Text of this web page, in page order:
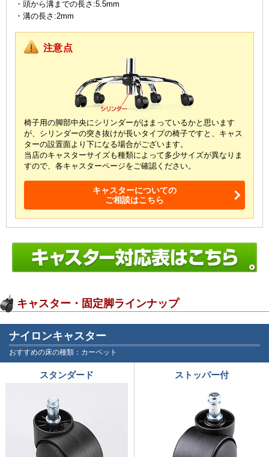
・頭から溝までの長さ:5.5mm
・溝の長さ:2mm
注意点
椅子用の脚部中央にシリンダーがはまっているかと思います
が、 シリンダーの突き抜けが長いタイプの椅子ですと、 キャス
ターの設置面より下になる場合がございます。
当店のキャスターサイズも種類によって多少サイズが異なりま
すので、各キャスターページをご確認ください。
キャスターについての
ご相談はこちら
キャスター・固定脚ラインナップ
ナイロンキャスター
おすすめの床の種類：カーペット
スタンダード ストッパー付